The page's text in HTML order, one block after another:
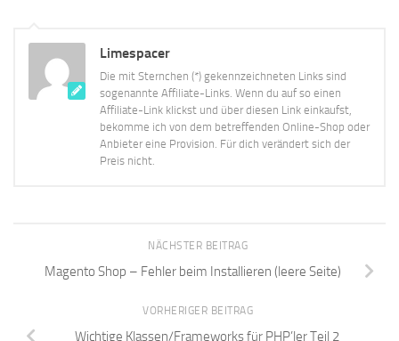
Limespacer
Die mit Sternchen (*) gekennzeichneten Links sind
sogenannte Affiliate-Links. Wenn du auf so einen
Affiliate-Link klickst und über diesen Link einkaufst,
bekomme ich von dem betreffenden Online-Shop oder
Anbieter eine Provision. Für dich verändert sich der
Preis nicht.
NÄCHSTER BEITRAG
Magento Shop – Fehler beim Installieren (leere Seite)
VORHERIGER BEITRAG
Wichtige Klassen/Frameworks für PHP’ler Teil 2